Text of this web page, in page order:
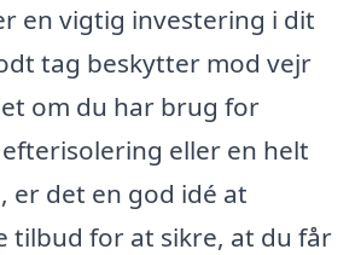
en vigtig investering i dit
tag beskytter mod vejr
om du har brug for
eller en helt
er det en god idé at
tilbud for at sikre, at du får